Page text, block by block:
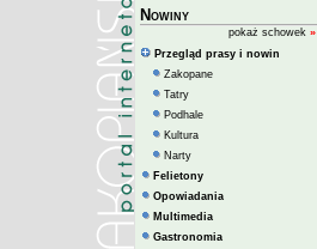
Nowiny
pokaż schowek »
Przegląd prasy i nowin
Zakopane
Tatry
Podhale
Kultura
Narty
Felietony
Opowiadania
Multimedia
Gastronomia